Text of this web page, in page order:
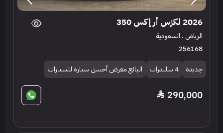
2026 لكزس أر إكس 350
الرياض ، السعودية
256168
جديدة 4 سلندرات البائع معرض أحسن سيارة للسيارات
290,000